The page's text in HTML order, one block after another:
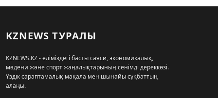
KZNEWS ТУРАЛЫ
KZNEWS.KZ - еліміздегі басты саяси, экономикалық,
мәдени және спорт жаңалықтарының сенімді дереккөзі.
Үздік сараптамалық мақала мен шынайы сұқбаттың
алаңы.